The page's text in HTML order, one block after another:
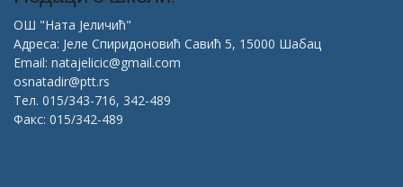
ОШ "Ната Јеличић"
Адреса: Јеле Спиридоновић Савић 5, 15000 Шабац
Email: natajelicic@gmail.com
osnatadir@ptt.rs
Тел. 015/343-716, 342-489
Факс: 015/342-489